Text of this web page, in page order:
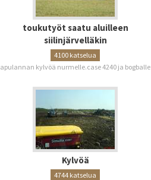
toukutyöt saatu aluilleen
siilinjärvelläkin
4100 katselua
apulannan kylvöä nurmelle.case 4240 ja bogballe
Kylvöä
4744 katselua